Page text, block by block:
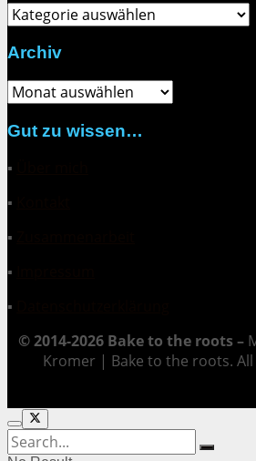
Category
Archiv
Archiv
Gut zu wissen…
▪
▪
▪
▪
▪
© 2014-2026 Bake to the roots –
Kromer | Bake to the roots.